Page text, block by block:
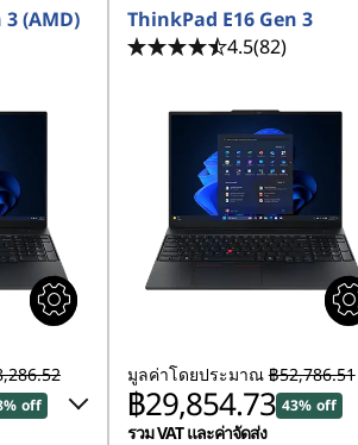
(AMD)
off
ThinkPad E16 Gen 3
4.5(82)
มูลค่าโดยประมาณ ฿52,786.51
฿29,854.73 43% off
รวม VAT และค่าจัดส่ง